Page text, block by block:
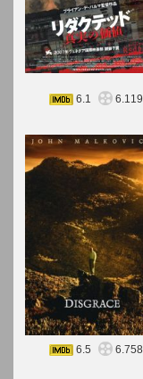
6.1
6.119
6.5
6.758